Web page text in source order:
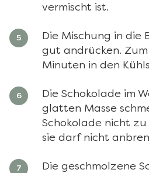
vermischt ist.
Die Mischung in die
gut andrücken.
Minuten in den
Die Schokolade im
glatten Masse
Schokolade nicht
sie darf nicht
Die geschmolzene